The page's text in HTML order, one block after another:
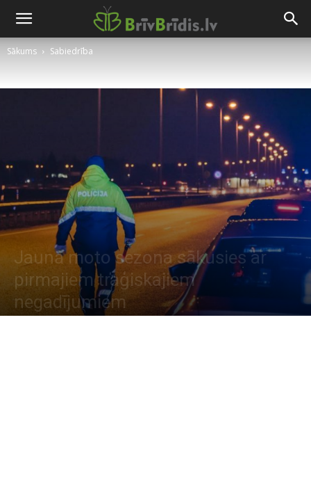
Sākums Sabiedrība
Jaunā moto sezona sākusies ar
pirmajiem traģiskajiem
negadījumiem